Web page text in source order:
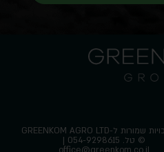
כל הזכויות שמורות ל-GREENKOM AGRO LTD
© טל. 054-9298615 |